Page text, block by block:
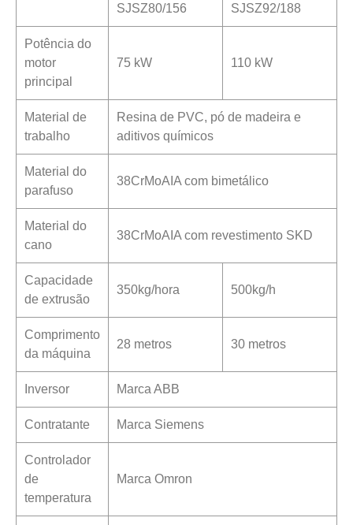
SJSZ80/156
SJSZ92/188
Potência do
motor
principal
75 kW 110 kW
Material de
trabalho
Resina de PVC, pó de madeira e
aditivos químicos
Material do
parafuso
38CrMoAIA com bimetálico
Material do
cano
38CrMoAIA com revestimento SKD
Capacidade
de extrusão
350kg/hora 500kg/h
Comprimento
da máquina
28 metros 30 metros
Inversor Marca ABB
Contratante Marca Siemens
Controlador
de
temperatura
Marca Omron